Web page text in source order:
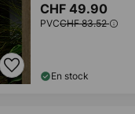
CHF 49.90
PVCCHF 83.52
En stock